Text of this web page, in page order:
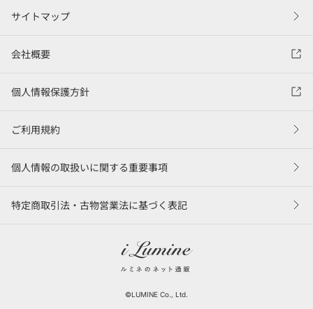
サイトマップ
会社概要
個人情報保護方針
ご利用規約
個人情報の取扱いに関する重要事項
特定商取引法・古物営業法に基づく表記
©LUMINE Co., Ltd.